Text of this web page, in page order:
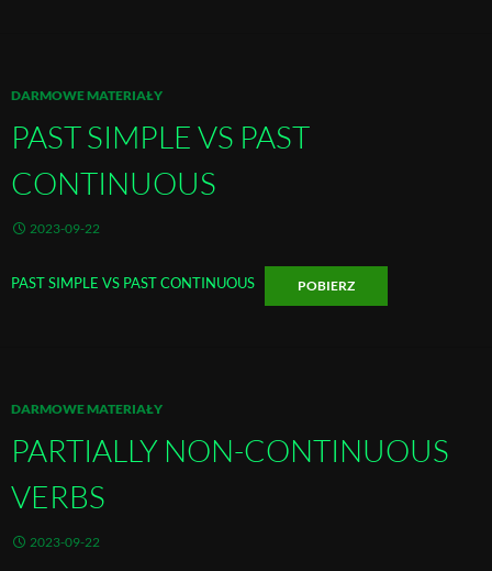
DARMOWE MATERIAŁY
PAST SIMPLE VS PAST
CONTINUOUS
2023-09-22
PAST SIMPLE VS PAST CONTINUOUS POBIERZ
DARMOWE MATERIAŁY
PARTIALLY NON-CONTINUOUS
VERBS
2023-09-22